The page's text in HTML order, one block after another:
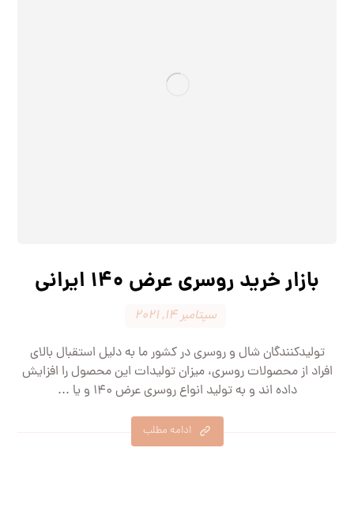
بازار خرید روسری عرض 140 ایرانی
سپتامبر 14, 2021
تولیدکنندگان شال و روسری در کشور ما به دلیل استقبال بالای
افراد از محصولات روسری، میزان تولیدات این محصول را افزایش
داده اند و به تولید انواع روسری عرض 140 و یا ...
ادامه مطلب